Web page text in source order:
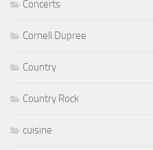
Concerts
Cornell Dupree
Country
Country Rock
cuisine